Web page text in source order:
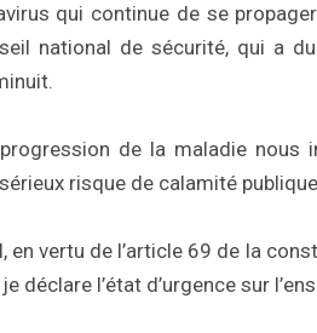
qui continue de se
national de sécurité, qui a
de la maladie nous
risque de calamité
en vertu de l’article 69 de la
déclare l’état d’urgence sur